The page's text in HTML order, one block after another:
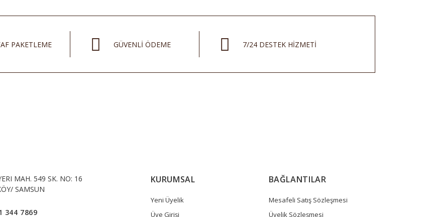
PAKETLEME GÜVENLİ ÖDEME 7/24 DESTEK HİZMETİ
MAH. 549 SK. NO: 16
SAMSUN
344 7869
KURUMSAL
Yeni Üyelik
Üye Girişi
BAĞLANTILAR
Mesafeli Satış Sözleşmesi
Üyelik Sözleşmesi